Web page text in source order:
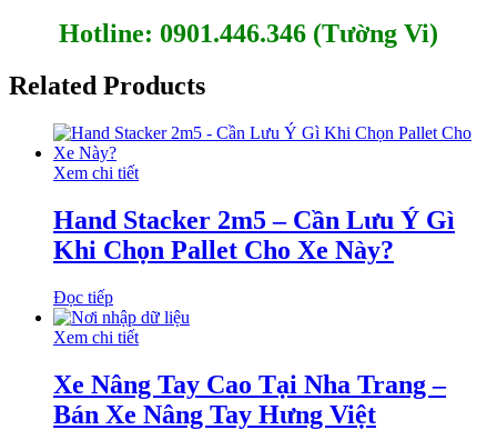
Hotline: 0901.446.346 (Tường Vi)
Related Products
Xem chi tiết
Hand Stacker 2m5 – Cần Lưu Ý Gì
Khi Chọn Pallet Cho Xe Này?
Đọc tiếp
Xem chi tiết
Xe Nâng Tay Cao Tại Nha Trang –
Bán Xe Nâng Tay Hưng Việt